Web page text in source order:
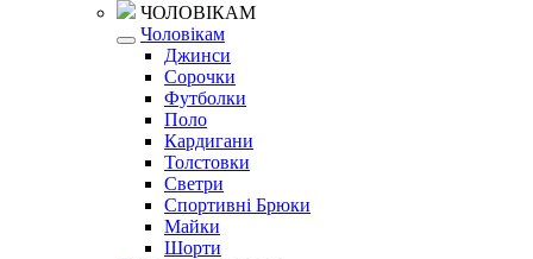
ЧОЛОВІКАМ
Чоловікам
Джинси
Сорочки
Футболки
Поло
Кардигани
Толстовки
Светри
Спортивні Брюки
Майки
Шорти